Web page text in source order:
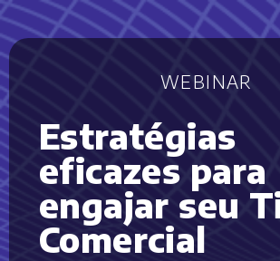
WEBINAR
Estratégias
eficazes para
engajar seu
Comercial